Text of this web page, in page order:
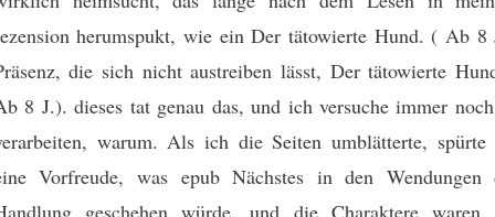
herumspukt, wie ein Der tätowierte Hund. ( Ab 8
die sich nicht austreiben lässt, Der tätowierte
8 J.). dieses tat genau das, und ich versuche immer
warum. Als ich die Seiten umblätterte, spürte
Vorfreude, was epub Nächstes in den Wendungen
geschehen würde, und die Charaktere waren